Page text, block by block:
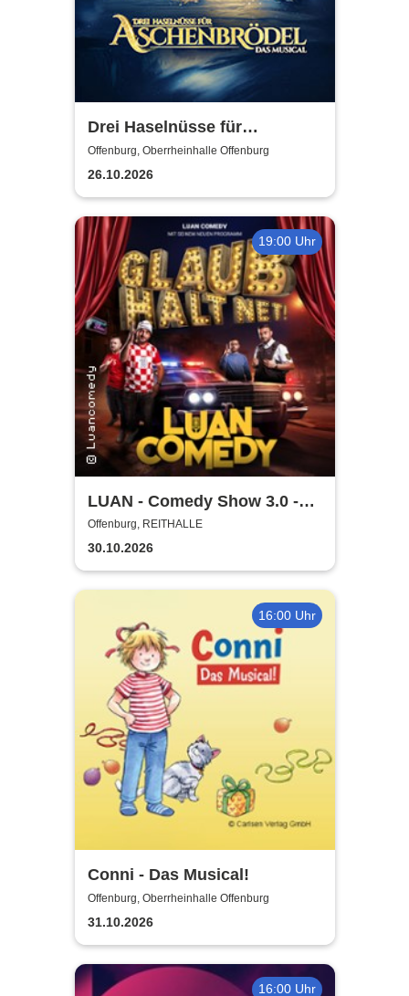
Drei Haselnüsse für
Aschenbrödel - Das Musical
Offenburg, Oberrheinhalle Offenburg
26.10.2026
19:00 Uhr
LUAN - Comedy Show 3.0 -
Glaub halt net!
Offenburg, REITHALLE
30.10.2026
16:00 Uhr
Conni - Das Musical!
Offenburg, Oberrheinhalle Offenburg
31.10.2026
16:00 Uhr